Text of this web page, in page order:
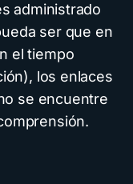
administrado
ser que en
el tiempo
los enlaces
se encuentre